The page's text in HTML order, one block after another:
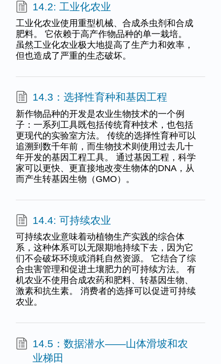
14.2: 工业化农业
工业化农业使用重型机械、合成杀虫剂和合成
肥料。 它依赖于高产作物品种的单一栽培。
虽然工业化农业极大地提高了生产力和效率，
但也造成了严重的生态破坏。
14.3：选择性育种和基因工程
新作物品种的开发是农业生物技术的一个例
子：一系列工具既包括传统育种技术，也包括
更现代的实验室方法。 传统的选择性育种可以
追溯到数千年前，而生物技术则使用过去几十
年开发的基因工程工具。 通过基因工程，科学
家可以更快、更直接地改变生物体的DNA，从
而产生转基因生物（GMO）。
14.4: 可持续农业
可持续农业意味着动植物生产实践的综合体
系，这种体系可以无限期地持续下去，因为它
们不会破坏环境或消耗自然资源。 它结合了综
合虫害管理和促进土壤肥力的可持续方法。 有
机农业不使用合成农药和肥料、转基因生物、
激素和抗生素。 消费者的选择可以促进可持续
农业。
14.5：数据潜水——山体滑坡和农
业梯田